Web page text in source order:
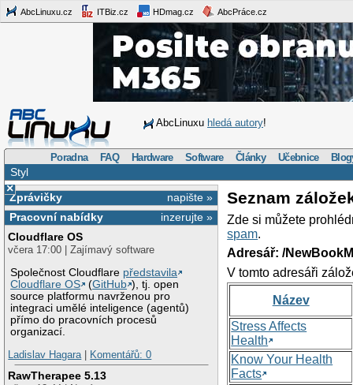
AbcLinuxu.cz ITBiz.cz HDmag.cz AbcPráce.cz
AbcLinuxu hledá autory!
Poradna FAQ Hardware Software Články Učebnice
Styl
×
napište »
Zprávičky
inzerujte »
Pracovní nabídky
Cloudflare OS
včera 17:00 | Zajímavý software
Společnost Cloudflare představila
Cloudflare OS
(GitHub ), tj. open
source platformu navrženou pro
integraci umělé inteligence (agentů)
přímo do pracovních procesů
organizací.
Ladislav Hagara| Komentářů: 0
RawTherapee 5.13
Seznam
Zde si můžete
spam.
Adresář: /
V tomto adresáři
Název
Stress Affects
Health
Know Your Health
Facts